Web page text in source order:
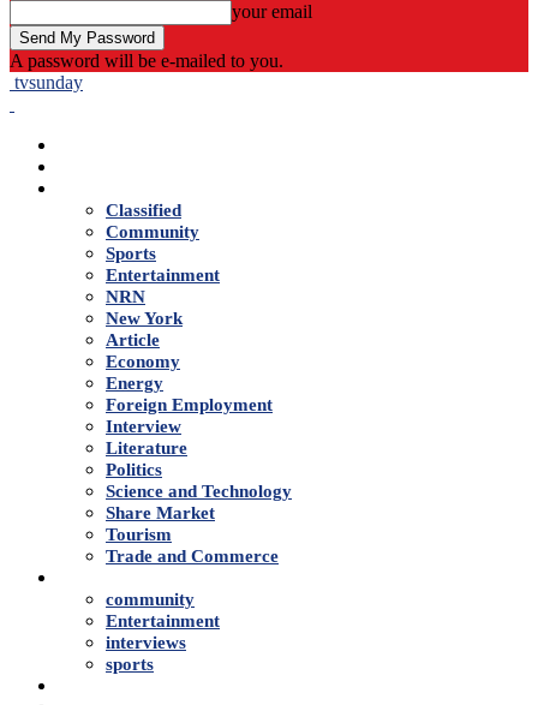
your email
A password will be e-mailed to you.
tvsunday
Classified
Community
Sports
Entertainment
NRN
New York
Article
Economy
Energy
Foreign Employment
Interview
Literature
Politics
Science and Technology
Share Market
Tourism
Trade and Commerce
community
Entertainment
interviews
sports